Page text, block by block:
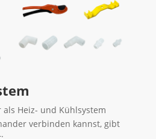
Heiz- und Kühlsystem
verbinden kannst, gibt